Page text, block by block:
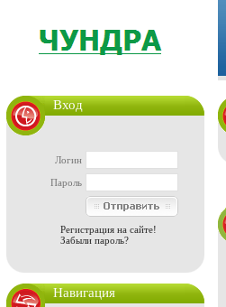
Вход
Логин
Пароль
Регистрация на сайте!
Забыли пароль?
Навигация